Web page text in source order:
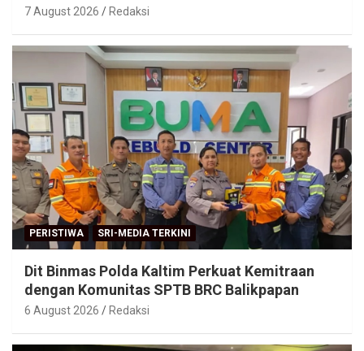
7 August 2026 Redaksi
PERISTIWA SRI-MEDIA TERKINI
Dit Binmas Polda Kaltim Perkuat Kemitraan
dengan Komunitas SPTB BRC Balikpapan
6 August 2026 Redaksi